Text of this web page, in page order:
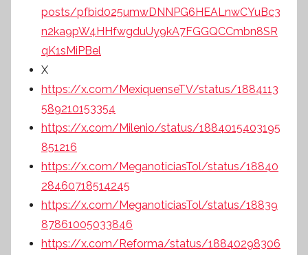
posts/pfbid025umwDNNPG6HEALnwCYuBc3
n2ka9pW4HHfwgduUy9kA7FGGQCCmbn8SR
qK1sMiPBel
X
https://x.com/MexiquenseTV/status/1884113
589210153354
https://x.com/Milenio/status/1884015403195
851216
https://x.com/MeganoticiasTol/status/18840
28460718514245
https://x.com/MeganoticiasTol/status/18839
87861005033846
https://x.com/Reforma/status/18840298306